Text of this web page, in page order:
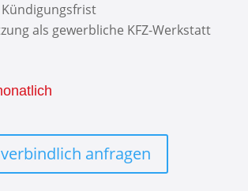
als gewerbliche KFZ-Werkstatt
anfragen